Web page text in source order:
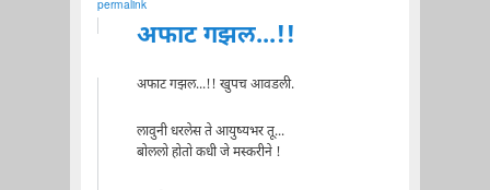
permalink
अफाट गझल...!!
अफाट गझल...!! खुपच आवडली.
लावुनी धरलेस ते आयुष्यभर तू...
बोललो होतो कधी जे मस्करीने !